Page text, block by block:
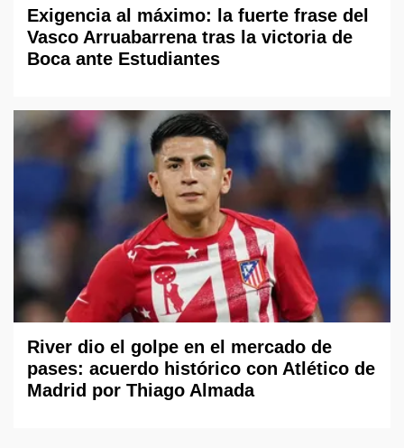
Exigencia al máximo: la fuerte frase del
Vasco Arruabarrena tras la victoria de
Boca ante Estudiantes
River dio el golpe en el mercado de
pases: acuerdo histórico con Atlético de
Madrid por Thiago Almada